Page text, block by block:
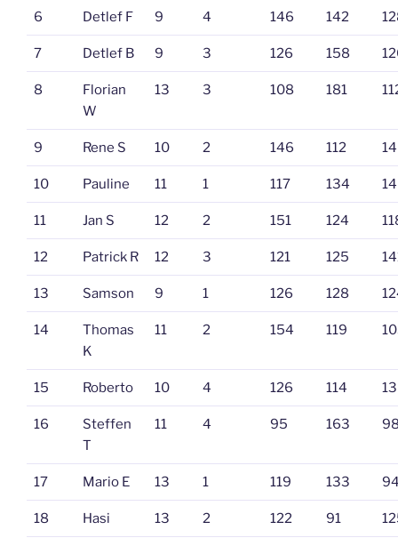
6 Detlef F 9 4 146 142
7 Detlef B 9 3 126 158
8
Florian
W
13 3 108 181
9 Rene S 10 2 146 112
10 Pauline 11 1 117 134
11 Jan S 12 2 151 124
12 Patrick R 12 3 121 125
13 Samson 9 1 126 128
14
Thomas
K
11 2 154 119
15 Roberto 10 4 126 114
16
Steffen
T
11 4 95 163
17 Mario E 13 1 119 133
18 Hasi 13 2 122 91